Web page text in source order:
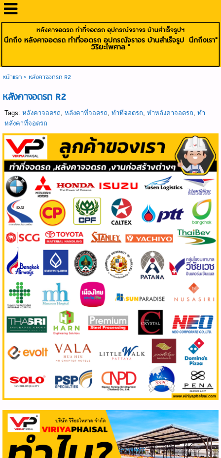
หลังคาจอดรถ ทำที่จอดรถ อุปกรณ์จราจร บ้านสำเร็จรูปฯ
นึกถึง หลังคาจอดรถ ทำที่จอดรถ อุปกรณ์จราจร บ้านสำเร็จรูป นึกถึงเรา"
วิริยะไพศาล "
หน้าแรก> หลังคาจอดรถ R2
หลังคาจอดรถ R2
Tags: หลังคาจอดรถ, หลังคาที่จอดรถ, ทำที่จอดรถ, ทำหลังคาจอดรถ, ทำ
หลังคาที่จอดรถ